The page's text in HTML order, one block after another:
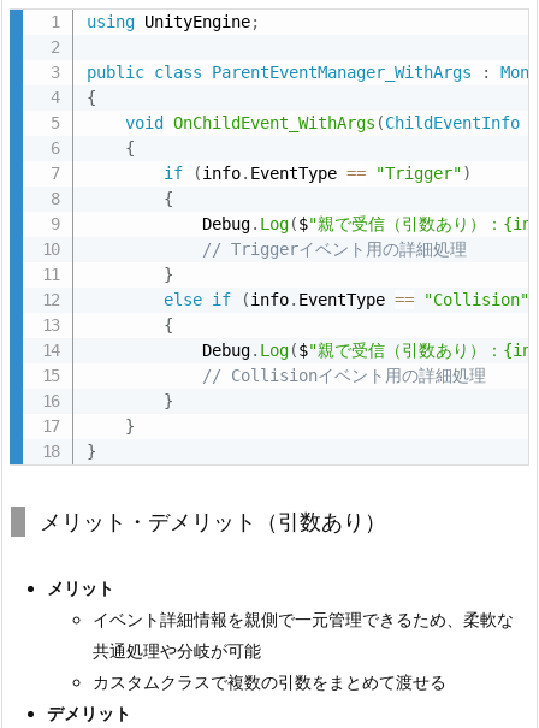
using UnityEngine;
public class ParentEventManager_WithArgs :
{
void
OnChildEvent_WithArgs (ChildEventInfo
{
if
(info. EventType == "Trigger")
{
            Debug
. Log($"親で受信（引数あり）：
// Triggerイベント用の詳細処理
}
else if (info. EventType == "Collision"
{
            Debug
. Log($"親で受信（引数あり）：
// Collisionイベント用の詳細処理
}
}
}
メリット・デメリット（引数あり）
メリット
イベント詳細情報を親側で一元管理できるため、柔軟な
共通処理や分岐が可能
カスタムクラスで複数の引数をまとめて渡せる
デメリット